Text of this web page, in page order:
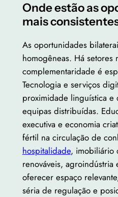
Onde estão as
mais
As oportunidades
homogêneas. Há setores
complementaridade é
Tecnologia e serviços
proximidade linguística
equipas distribuídas.
executiva e economia
fértil na circulação de
hospitalidade, imobiliário
renováveis, agroindústria
oferecer espaço
séria de regulação e